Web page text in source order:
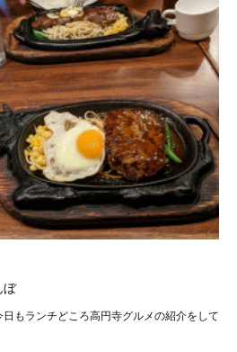
ぼ
もランチどころ高円寺グルメの紹介をして